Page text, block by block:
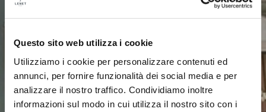
Questo sito web utilizza i cookie
Utilizziamo i cookie per personalizzare contenuti ed
annunci, per fornire funzionalità dei social media e per
analizzare il nostro traffico. Condividiamo inoltre
informazioni sul modo in cui utilizza il nostro sito con i